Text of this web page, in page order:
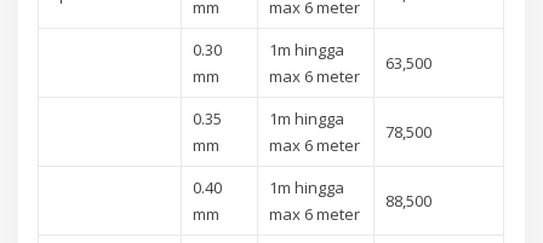
mm max 6 meter
0.30
mm
1m hingga
max 6 meter
63,500
0.35
mm
1m hingga
max 6 meter
78,500
0.40
mm
1m hingga
max 6 meter
88,500